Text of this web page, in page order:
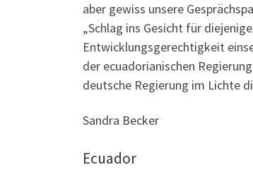
aber gewiss unsere
„Schlag ins Gesicht für
Entwicklungsgerechtigkeit
der ecuadorianischen
deutsche Regierung im Lichte
Sandra Becker
Ecuador